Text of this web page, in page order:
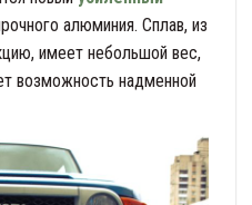
алюминия. Сплав, из
имеет небольшой вес,
возможность надменной